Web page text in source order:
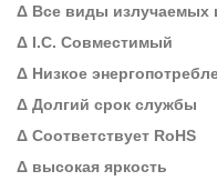
Δ Все виды излучаемых
Δ I.C. Совместимый
Δ Низкое
Δ Долгий срок службы
Δ Соответствует RoHS
Δ высокая яркость